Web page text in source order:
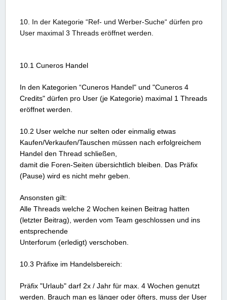
10. In der Kategorie “Ref- und Werber-Suche“ dürfen pro
User maximal 3 Threads eröffnet werden.
10.1 Cuneros Handel
In den Kategorien “Cuneros Handel" und "Cuneros 4
Credits" dürfen pro User (je Kategorie) maximal 1 Threads
eröffnet werden.
10.2 User welche nur selten oder einmalig etwas
Kaufen/Verkaufen/Tauschen müssen nach erfolgreichem
Handel den Thread schließen,
damit die Foren-Seiten übersichtlich bleiben. Das Präfix
(Pause) wird es nicht mehr geben.
Ansonsten gilt:
Alle Threads welche 2 Wochen keinen Beitrag hatten
(letzter Beitrag), werden vom Team geschlossen und ins
entsprechende
Unterforum (erledigt) verschoben.
10.3 Präfixe im Handelsbereich:
Präfix "Urlaub" darf 2x / Jahr für max. 4 Wochen genutzt
werden. Brauch man es länger oder öfters, muss der User